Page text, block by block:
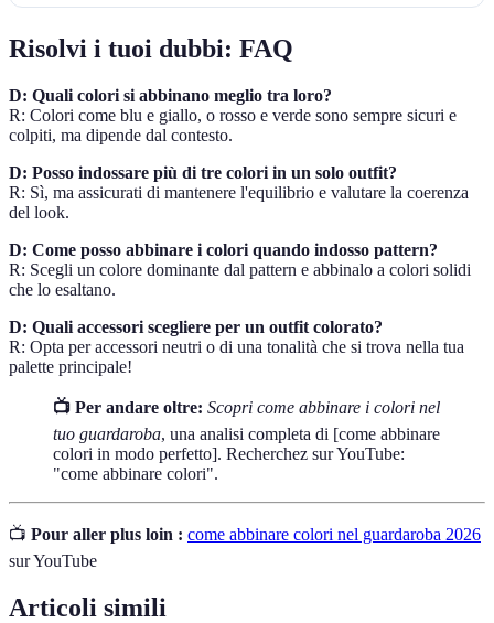
Risolvi i tuoi dubbi: FAQ
D: Quali colori si abbinano meglio tra loro?
R: Colori come blu e giallo, o rosso e verde sono sempre sicuri e
colpiti, ma dipende dal contesto.
D: Posso indossare più di tre colori in un solo outfit?
R: Sì, ma assicurati di mantenere l'equilibrio e valutare la coerenza
del look.
D: Come posso abbinare i colori quando indosso pattern?
R: Scegli un colore dominante dal pattern e abbinalo a colori solidi
che lo esaltano.
D: Quali accessori scegliere per un outfit colorato?
R: Opta per accessori neutri o di una tonalità che si trova nella tua
palette principale!
📺 Per andare oltre: Scopri come abbinare i colori nel
tuo guardaroba, una analisi completa di [come abbinare
colori in modo perfetto]. Recherchez sur YouTube:
"come abbinare colori".
📺 Pour aller plus loin : come abbinare colori nel guardaroba 2026
sur YouTube
Articoli simili